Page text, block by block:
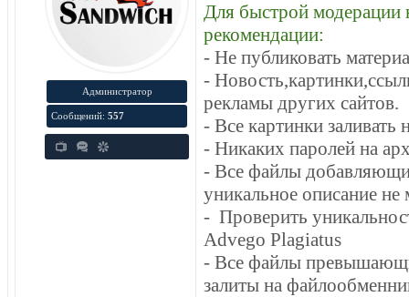
Администратор
Сообщений: 557
Для быстрой модерации
рекомендации:
- Не публиковать
-
рекламы других сайтов.
- Все картинки заливать
- Никаких паролей на
- Все файлы
уникальное описание
- Проверить
Advego Plagiatus
- Все файлы
залиты на